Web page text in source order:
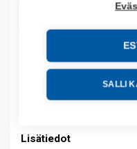
SALLI
Lisätiedot